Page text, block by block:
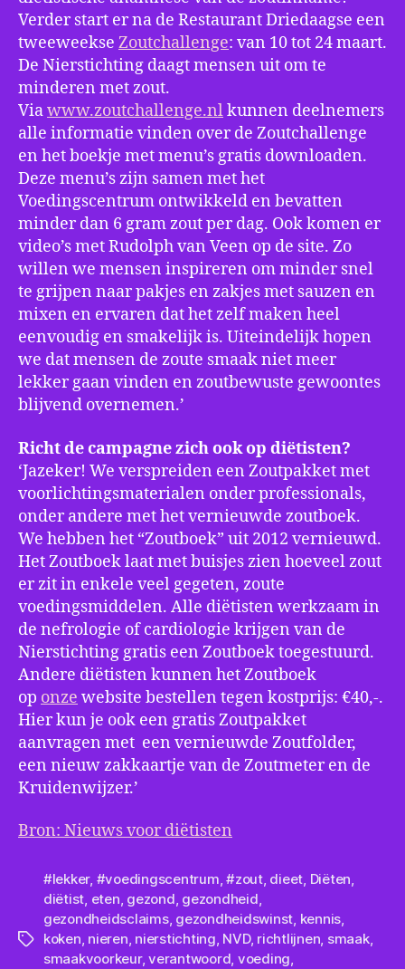
Verder start er na de Restaurant Driedaagse een
tweeweekse Zoutchallenge: van 10 tot 24 maart.
De Nierstichting daagt mensen uit om te
minderen met zout.
Viawww.zoutchallenge.nlkunnen deelnemers
alle informatie vinden over de Zoutchallenge
en het boekje met menu’s gratis downloaden.
Deze menu’s zijn samen met het
Voedingscentrum ontwikkeld en bevatten
minder dan 6 gram zout per dag. Ook komen er
video’s met Rudolph van Veen op de site. Zo
willen we mensen inspireren om minder snel
te grijpen naar pakjes en zakjes met sauzen en
mixen en ervaren dat het zelf maken heel
eenvoudig en smakelijk is. Uiteindelijk hopen
we dat mensen de zoute smaak niet meer
lekker gaan vinden en zoutbewuste gewoontes
blijvend overnemen.’
Richt de campagne zich ook op diëtisten?
‘Jazeker! We verspreiden een Zoutpakket met
voorlichtingsmaterialen onder professionals,
onder andere met het vernieuwde zoutboek.
We hebben het “Zoutboek” uit 2012 vernieuwd.
Het Zoutboek laat met buisjes zien hoeveel zout
er zit in enkele veel gegeten, zoute
voedingsmiddelen. Alle diëtisten werkzaam in
de nefrologie of cardiologie krijgen van de
Nierstichting gratis een Zoutboek toegestuurd.
Andere diëtisten kunnen het Zoutboek
op onze website bestellen tegen kostprijs: €40,-.
Hier kun je ook een gratis Zoutpakket
aanvragen met een vernieuwde Zoutfolder,
een nieuw zakkaartje van de Zoutmeter en de
Kruidenwijzer.’
Bron: Nieuws voor diëtisten
Tags
#lekker, #voedingscentrum,#zout, dieet, Diëten,
diëtist, eten, gezond, gezondheid,
gezondheidsclaims, gezondheidswinst, kennis,
koken, nieren, nierstichting, NVD, richtlijnen, smaak,
smaakvoorkeur,verantwoord, voeding,